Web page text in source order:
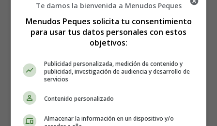
nadie, pues nos interesa el grupo de la clase no los niños
concretos.
¿Hay peleas dentro de tu clase? NADA - UN POCO -
¿Hay niños o niñas que se sienten mal dentro de tu clase
porque se meten con ellos y ellas o no les dejan jugar?
NO HAY - ALGUNOS - MUCHOS
¿Conoces tú algunos?
Te damos la bienvenida a Menudos Peques
Menudos Peques solicita tu consentimiento
para usar tus datos personales con estos
objetivos:
Publicidad personalizada, medición de contenido y
publicidad, investigación de audiencia y desarrollo de
servicios
Contenido personalizado
Almacenar la información en un dispositivo y/o